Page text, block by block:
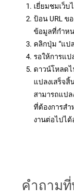
เยี่ยมชมเว็บ
ป้อน URL ข
ข้อมูลที่กำห
คลิกปุ่ม “แป
รอให้การแป
ดาวน์โหลด
แปลงเสร็จ
สามารถแป
ที่ต้องการสำ
งานต่อไปได้
คำถาม